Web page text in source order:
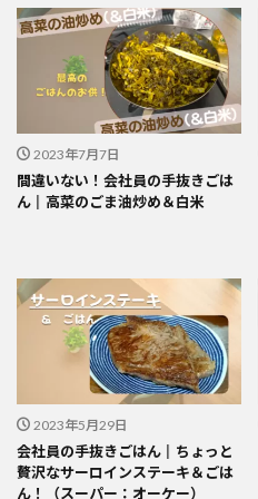
2023年7月7日
間違いない！会社員の手抜きごは
ん║高菜のごま油炒め＆白米
2023年5月29日
会社員の手抜きごはん║ちょっと
贅沢なサーロインステーキ＆ごは
ん！（スーパー：オーケー）